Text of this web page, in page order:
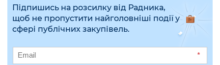
Підпишись на розсилку від Радника,
щоб не пропустити найголовніші події у
сфері публічних закупівель.
*